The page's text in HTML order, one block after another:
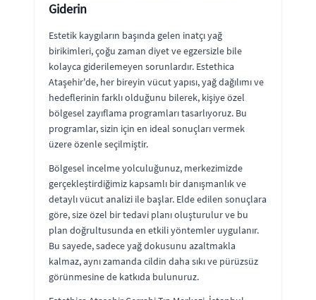
Giderin
Estetik kaygıların başında gelen inatçı yağ
birikimleri, çoğu zaman diyet ve egzersizle bile
kolayca giderilemeyen sorunlardır. Estethica
Ataşehir'de, her bireyin vücut yapısı, yağ dağılımı ve
hedeflerinin farklı olduğunu bilerek, kişiye özel
bölgesel zayıflama programları tasarlıyoruz. Bu
programlar, sizin için en ideal sonuçları vermek
üzere özenle seçilmiştir.
Bölgesel incelme yolculuğunuz, merkezimizde
gerçekleştirdiğimiz kapsamlı bir danışmanlık ve
detaylı vücut analizi ile başlar. Elde edilen sonuçlara
göre, size özel bir tedavi planı oluşturulur ve bu
plan doğrultusunda en etkili yöntemler uygulanır.
Bu sayede, sadece yağ dokusunu azaltmakla
kalmaz, aynı zamanda cildin daha sıkı ve pürüzsüz
görünmesine de katkıda bulunuruz.